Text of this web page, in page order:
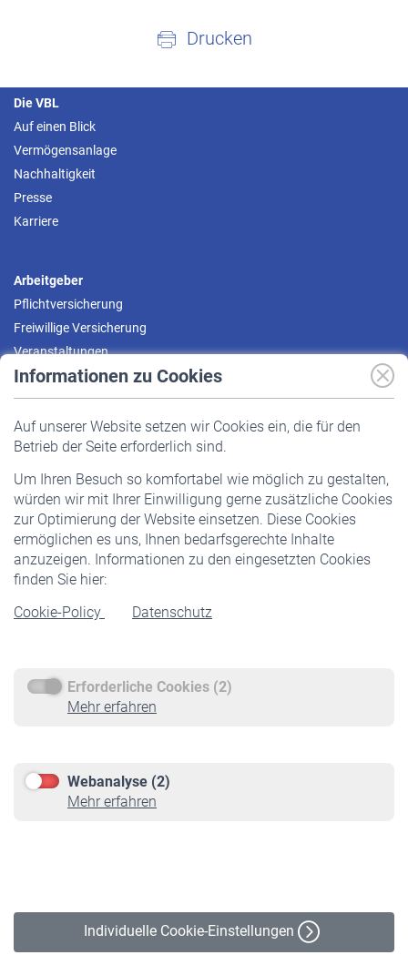
Informationen zu Cookies
Auf unserer Website setzen wir Cookies ein, die für den
Betrieb der Seite erforderlich sind.
Um Ihren Besuch so komfortabel wie möglich zu gestalten,
würden wir mit Ihrer Einwilligung gerne zusätzliche Cookies
zur Optimierung der Website einsetzen. Diese Cookies
ermöglichen es uns, Ihnen bedarfsgerechte Inhalte
anzuzeigen. Informationen zu den eingesetzten Cookies
finden Sie hier:
Cookie-Policy
Datenschutz
Erforderliche Cookies (2)
Mehr erfahren
Webanalyse (2)
Mehr erfahren
Individuelle Cookie-Einstellungen
Drucken
Die VBL
Auf einen Blick
Vermögensanlage
Nachhaltigkeit
Presse
Karriere
Arbeitgeber
Pflichtversicherung
Freiwillige Versicherung
Veranstaltungen
Pflichtversicherung
Staatliche Förderung
Veranstaltungen
Rentner
Rentenbeginn
Rente beantragen
Service
Informationen
Online-Rechner
VBLnewsletter
Erklärung zur Barrierefreiheit